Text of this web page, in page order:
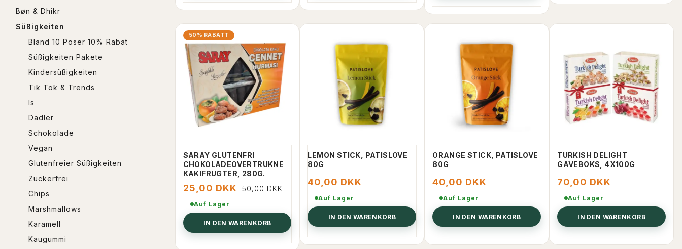
Bøn & Dhikr
Süßigkeiten
Bland 10 Poser 10% Rabat
Süßigkeiten Pakete
Kindersüßigkeiten
Tik Tok & Trends
Is
Dadler
Schokolade
Vegan
Glutenfreier Süßigkeiten
Zuckerfrei
Chips
Marshmallows
Karamell
Kaugummi
50% RABATT
SARAY GLUTENFRI
CHOKOLADEOVERTRUKNE
KAKIFRUGTER, 280G.
25,00 DKK 50,00 DKK
Auf Lager
IN DEN WARENKORB
LEMON STICK, PATISLOVE
80G
40,00 DKK
Auf Lager
IN DEN WARENKORB
ORANGE STICK, PATISLOVE
80G
40,00 DKK
Auf Lager
IN DEN WARENKORB
TURKISH DELIGHT
GAVEBOKS, 4X100G
70,00 DKK
Auf Lager
IN DEN WARENKORB